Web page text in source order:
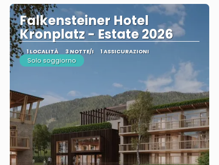
Falkensteiner Hotel
Kronplatz - Estate 2026
1 LOCALITÀ 3 NOTTE/I 1 ASSICURAZIONI
Solo soggiorno